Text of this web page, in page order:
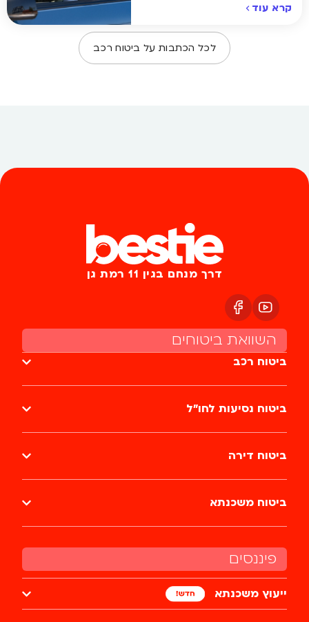
קרא עוד
לכל הכתבות על ביטוח רכב
פיננסים
ייעוץ משכנתא
דרך מנחם בגין 11 רמת גן
השוואת ביטוחים
ביטוח רכב
ביטוח נסיעות לחו״ל
ביטוח דירה
ביטוח משכנתא